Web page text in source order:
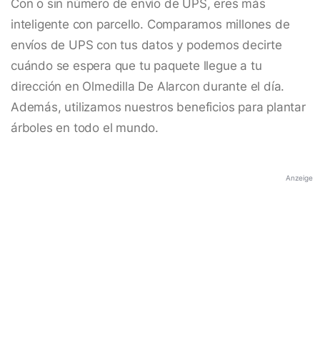
Con o sin número de envío de UPS, eres más
inteligente con parcello. Comparamos millones de
envíos de UPS con tus datos y podemos decirte
cuándo se espera que tu paquete llegue a tu
dirección en Olmedilla De Alarcon durante el día.
Además, utilizamos nuestros beneficios para plantar
árboles en todo el mundo.
Anzeige